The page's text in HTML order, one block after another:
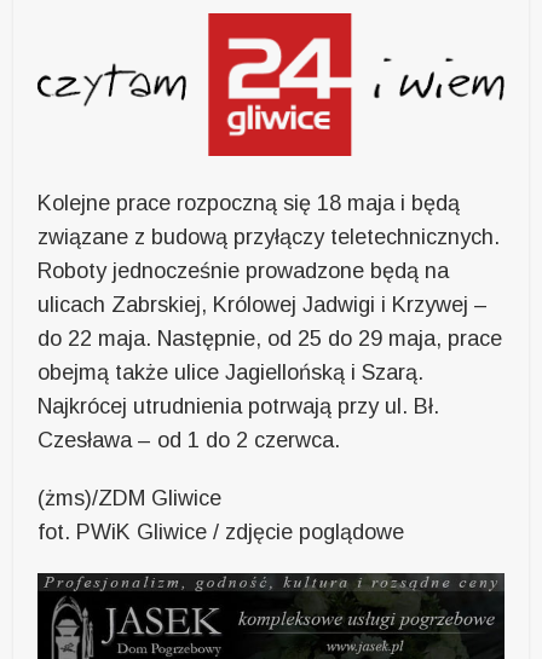
Kolejne prace rozpoczną się 18 maja i będą
związane z budową przyłączy teletechnicznych.
Roboty jednocześnie prowadzone będą na
ulicach Zabrskiej, Królowej Jadwigi i Krzywej –
do 22 maja. Następnie, od 25 do 29 maja, prace
obejmą także ulice Jagiellońską i Szarą.
Najkrócej utrudnienia potrwają przy ul. Bł.
Czesława – od 1 do 2 czerwca.
(żms)/ZDM Gliwice
fot. PWiK Gliwice / zdjęcie poglądowe